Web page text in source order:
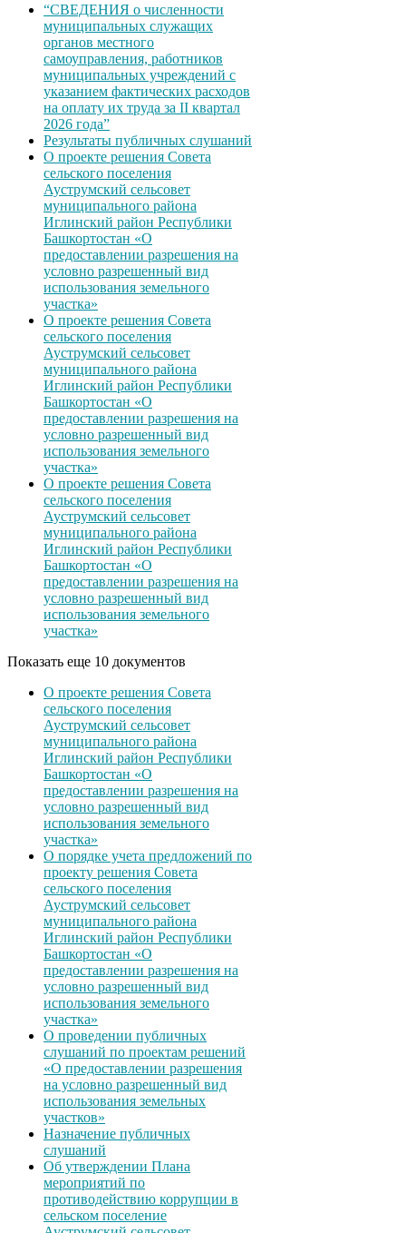
“СВЕДЕНИЯ о численности
муниципальных служащих
органов местного
самоуправления, работников
муниципальных учреждений с
указанием фактических расходов
на оплату их труда за II квартал
2026 года”
Результаты публичных слушаний
О проекте решения Совета
сельского поселения
Ауструмский сельсовет
муниципального района
Иглинский район Республики
Башкортостан «О
предоставлении разрешения на
условно разрешенный вид
использования земельного
участка»
О проекте решения Совета
сельского поселения
Ауструмский сельсовет
муниципального района
Иглинский район Республики
Башкортостан «О
предоставлении разрешения на
условно разрешенный вид
использования земельного
участка»
О проекте решения Совета
сельского поселения
Ауструмский сельсовет
муниципального района
Иглинский район Республики
Башкортостан «О
предоставлении разрешения на
условно разрешенный вид
использования земельного
участка»
Показать еще 10 документов
О проекте решения Совета
сельского поселения
Ауструмский сельсовет
муниципального района
Иглинский район Республики
Башкортостан «О
предоставлении разрешения на
условно разрешенный вид
использования земельного
участка»
О порядке учета предложений по
проекту решения Совета
сельского поселения
Ауструмский сельсовет
муниципального района
Иглинский район Республики
Башкортостан «О
предоставлении разрешения на
условно разрешенный вид
использования земельного
участка»
О проведении публичных
слушаний по проектам решений
«О предоставлении разрешения
на условно разрешенный вид
использования земельных
участков»
Назначение публичных
слушаний
Об утверждении Плана
мероприятий по
противодействию коррупции в
сельском поселение